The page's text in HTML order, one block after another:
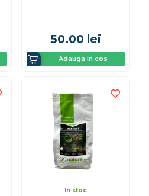
50.00 lei
Adauga in cos
In stoc